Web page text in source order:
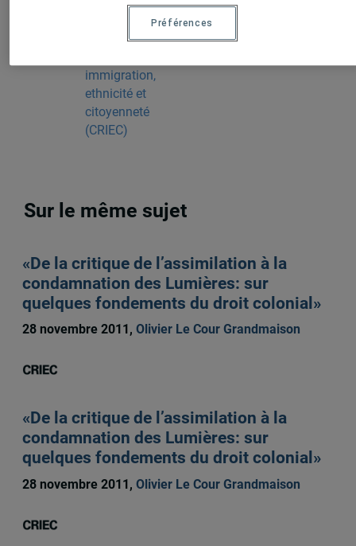
Centre de
immigration,
ethnicité et
citoyenneté
(CRIEC)
Sur le même sujet
«De la critique de l’assimilation à la
condamnation des Lumières: sur
quelques fondements du droit colonial»
28 novembre 2011, Olivier Le Cour Grandmaison
«De la critique de l’assimilation à la
condamnation des Lumières: sur
quelques fondements du droit colonial»
28 novembre 2011, Olivier Le Cour Grandmaison
Préférences